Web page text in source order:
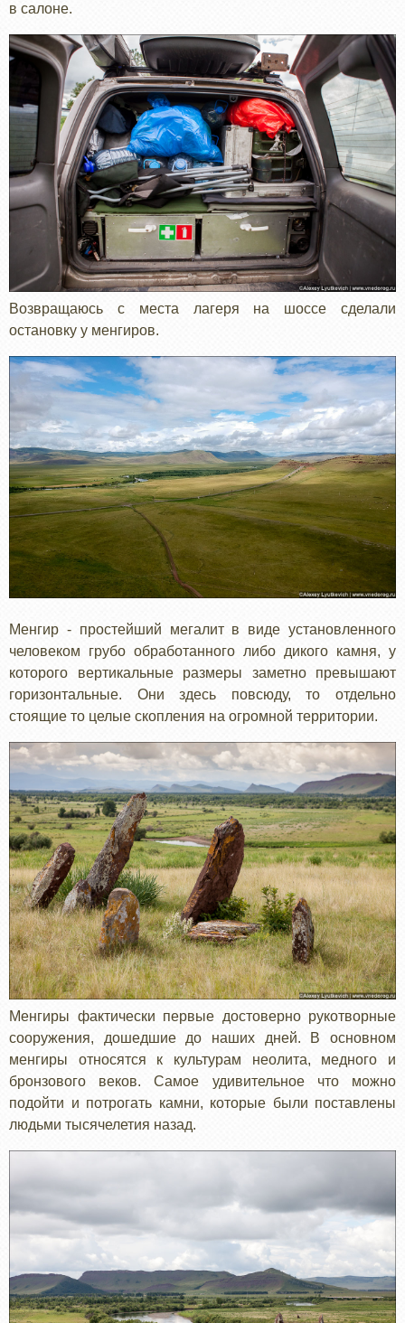
в салоне.
Возвращаюсь с места лагеря на шоссе сделали
остановку у менгиров.
Менгир - простейший мегалит в виде установленного
человеком грубо обработанного либо дикого камня, у
которого вертикальные размеры заметно превышают
горизонтальные. Они здесь повсюду, то отдельно
стоящие то целые скопления на огромной территории.
Менгиры фактически первые достоверно рукотворные
сооружения, дошедшие до наших дней. В основном
менгиры относятся к культурам неолита, медного и
бронзового веков. Самое удивительное что можно
подойти и потрогать камни, которые были поставлены
людьми тысячелетия назад.